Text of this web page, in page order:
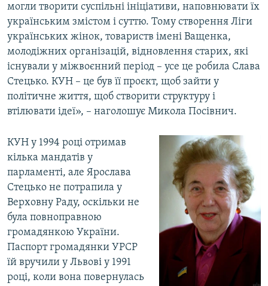
могли творити суспільні ініціативи, наповнювати їх
українським змістом і суттю. Тому створення Ліги
українських жінок, товариств імені Ващенка,
молодіжних організацій, відновлення старих, які
існували у міжвоєнний період – усе це робила Слава
Стецько. КУН – це був її проєкт, щоб зайти у
політичне життя, щоб створити структуру і
втілювати ідеї», – наголошує Микола Посівнич.
КУН у 1994 році отримав
кілька мандатів у
парламенті, але Ярослава
Стецько не потрапила у
Верховну Раду, оскільки не
була повноправною
громадянкою України.
Паспорт громадянки УРСР
їй вручили у Львові у 1991
році, коли вона повернулась